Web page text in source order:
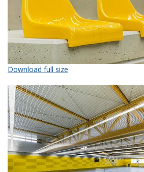
Download full size